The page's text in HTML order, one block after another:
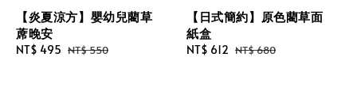
【炎夏涼方】嬰幼兒藺草
蓆晚安
Sale
NT$ 495 Regular
NT$ 550
【日式簡約】原色藺草面
紙盒
Sale
NT$ 612 Regular
NT$ 680